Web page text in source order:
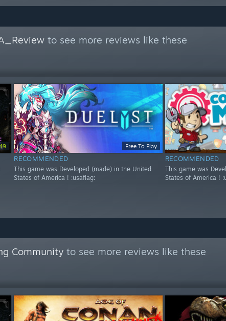
to see more reviews like these
Free To Play
RECOMMENDED
This game was Developed (made) in the United
States of America ! :usaflag:
RECOMMENDED
This game was
States of America !
Community to see more reviews like these